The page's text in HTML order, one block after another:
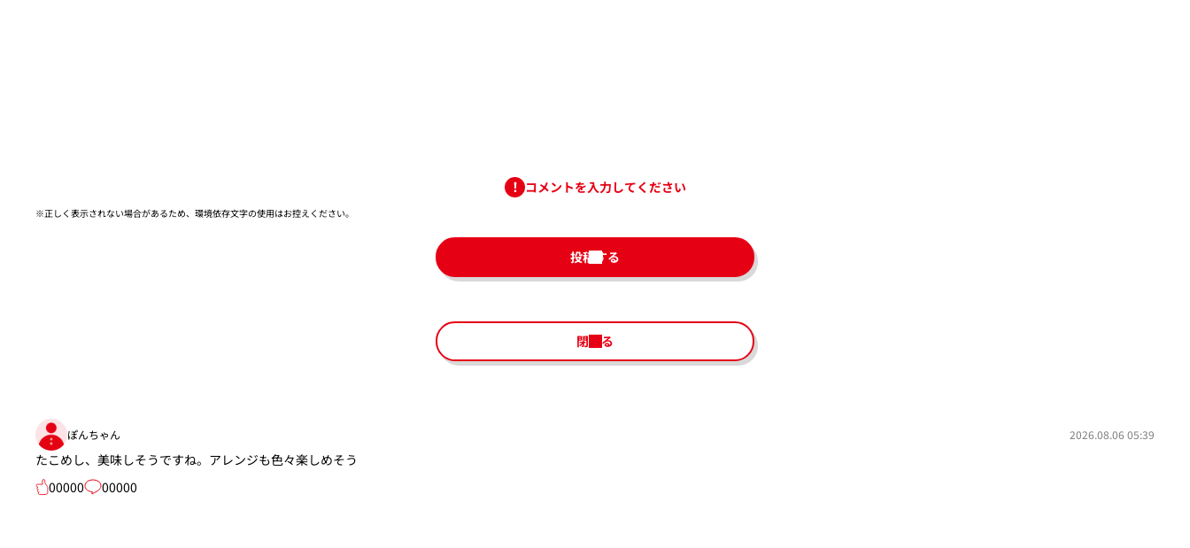
コメントを入力してください
※正しく表示されない場合があるため、環境依存文字の使用はお控えください。​
投稿する
閉じる
ぽんちゃん 2026.08.06 05:39
たこめし、美味しそうですね。アレンジも色々楽しめそう
00000
00000